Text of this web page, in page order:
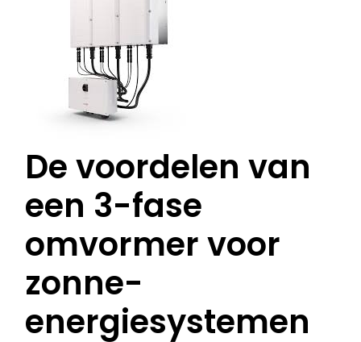
De voordelen van
een 3-fase
omvormer voor
zonne-
energiesystemen